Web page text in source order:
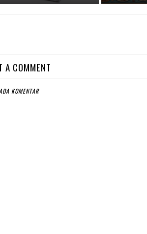
A COMMENT
KOMENTAR